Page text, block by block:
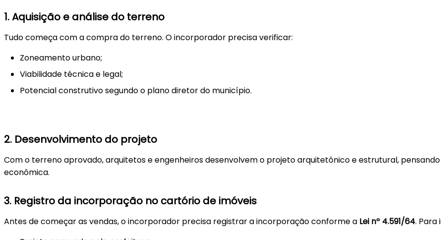
1.Aquisição e análise do terreno
Tudo começa com a compra do terreno. O incorporador precisa verificar:
Zoneamento urbano;
Viabilidade técnica e legal;
Potencial construtivo segundo o plano diretor do município.
2. Desenvolvimento do projeto
Com o terreno aprovado, arquitetos e engenheiros desenvolvem o projeto arquitetônico e estrutural,
econômica.
3. Registro da incorporação no cartório de imóveis
Antes de começar as vendas, o incorporador precisa registrar a incorporação conforme a Lei nº 4.591/64. Para